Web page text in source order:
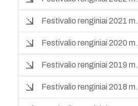
Festivalio renginiai 2021 m.
Festivalio renginiai 2020 m.
Festivalio renginiai 2019 m.
Festivalio renginiai 2018 m.